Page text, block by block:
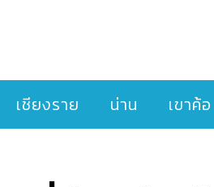
เชียงราย น่าน เขาค้อ